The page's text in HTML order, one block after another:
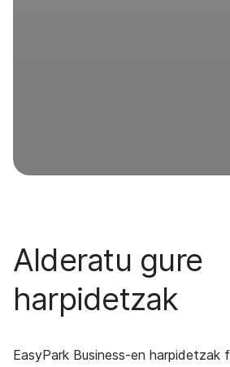
Alderatu gure
harpidetzak
EasyPark Business-en harpidetzak